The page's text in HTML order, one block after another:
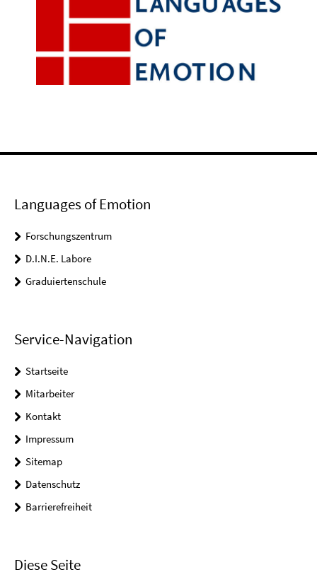
Languages of Emotion
Forschungszentrum
D.I.N.E. Labore
Graduiertenschule
Service-Navigation
Startseite
Mitarbeiter
Kontakt
Impressum
Sitemap
Datenschutz
Barrierefreiheit
Diese Seite